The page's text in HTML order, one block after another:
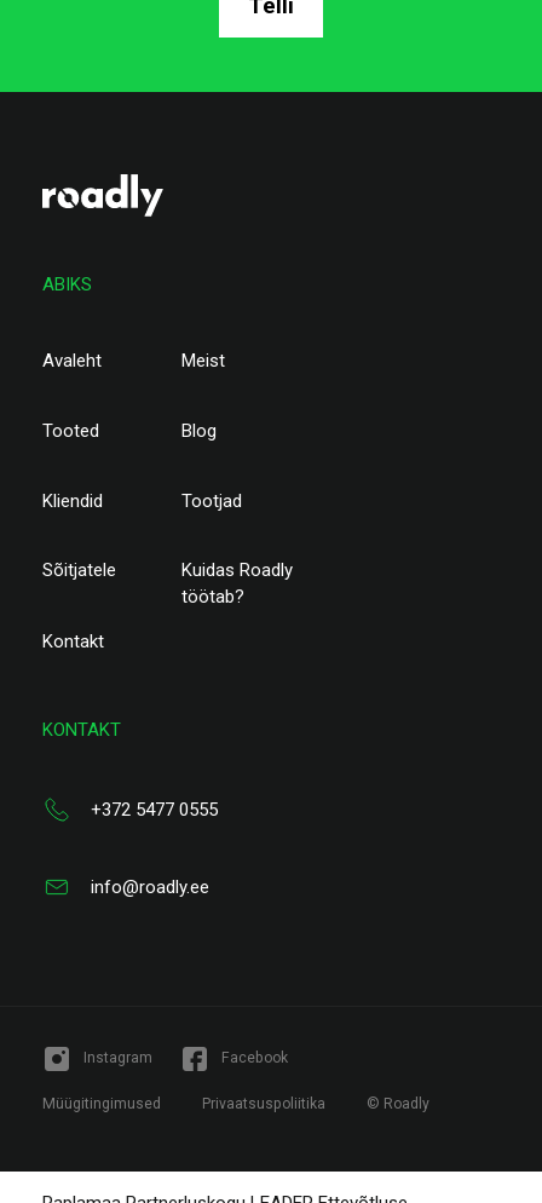
Telli
ABIKS
Avaleht Meist
Tooted Blog
Kliendid Tootjad
Sõitjatele
Kuidas Roadly
töötab?
Kontakt
KONTAKT
+372 5477 0555
info@roadly.ee
Instagram Facebook
Müügitingimused Privaatsuspoliitika © Roadly